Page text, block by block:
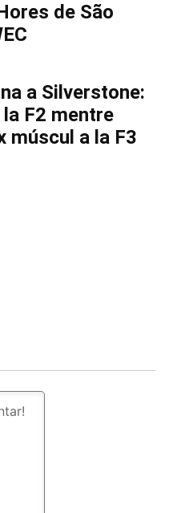
de São
a Silverstone:
F2 mentre
múscul a la F3